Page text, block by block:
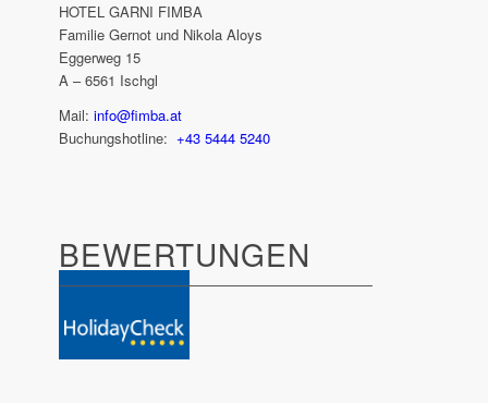
HOTEL GARNI FIMBA
Familie Gernot und Nikola Aloys
Eggerweg 15
A – 6561 Ischgl
Mail: info@fimba.at
Buchungshotline: +43 5444 5240
BEWER­TUNGEN